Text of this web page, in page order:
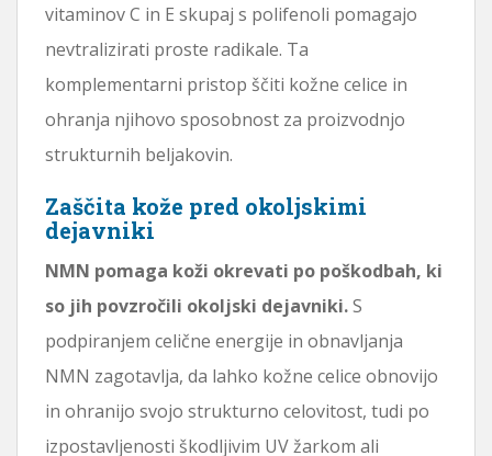
vitaminov C in E skupaj s polifenoli pomagajo
nevtralizirati proste radikale. Ta
komplementarni pristop ščiti kožne celice in
ohranja njihovo sposobnost za proizvodnjo
strukturnih beljakovin.
Zaščita kože pred okoljskimi
dejavniki
NMN pomaga koži okrevati po poškodbah, ki
so jih povzročili okoljski dejavniki.S
podpiranjem celične energije in obnavljanja
NMN zagotavlja, da lahko kožne celice obnovijo
in ohranijo svojo strukturno celovitost, tudi po
izpostavljenosti škodljivim UV žarkom ali